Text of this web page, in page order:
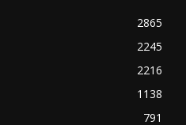
2865
2245
2216
1138
791